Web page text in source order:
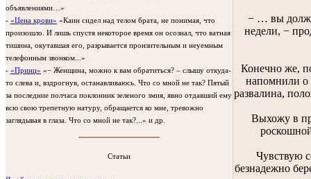
объявлениями…»
- «Цена крови» «Каин сидел над телом брата, не понимая, что
произошло. И лишь спустя некоторое время он осознал, что ватная
тишина, окутавшая его, разрывается пронзительным и неуемным
телефонным звонком...»
- «Принц» «− Женщина, можно к вам обратиться? – слышу откуда-
то слева и, вздрогнув, останавливаюсь. Что со мной не так? Пятый
за последние полчаса поклонник зеленого змия, явно отдавший ему
всю свою трепетную натуру, обращается ко мне, тревожно
заглядывая в глаза. Что со мной не так?...» и др.
Статьи
− … вы
недели, −
Конечно же,
напомнили о
развалина,
Выхожу в
Чувствую
безнадежно